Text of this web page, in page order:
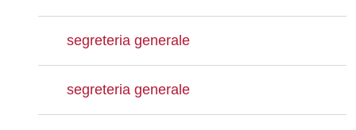
segreteria generale
segreteria generale